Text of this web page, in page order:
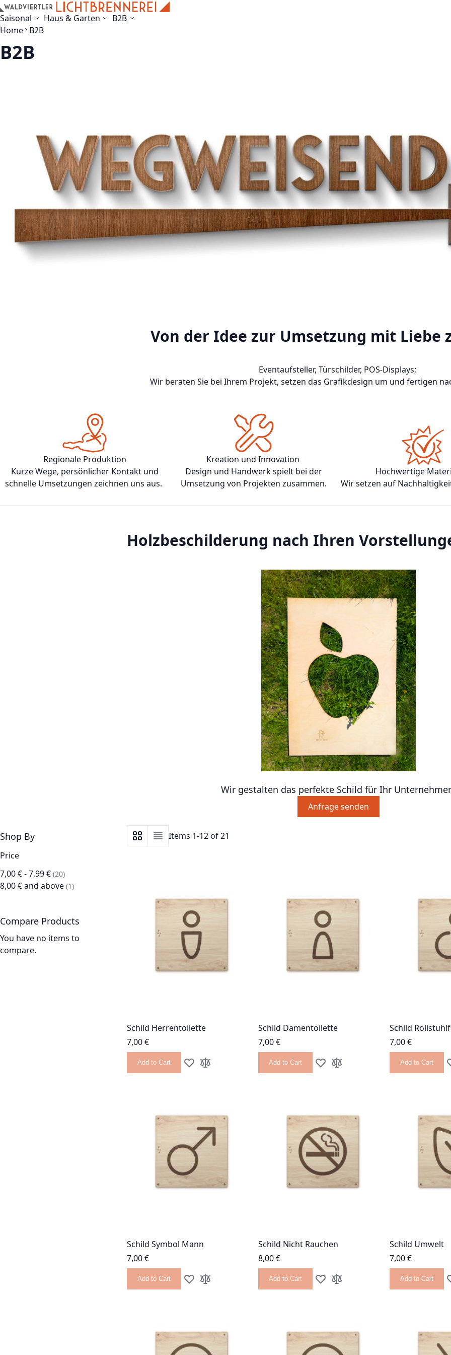
Skip to Content
Saisonal Haus & Garten
B2B
Home B2B
B2B
Von der Idee zur Umsetzung mit Liebe
Eventaufsteller, Türschilder, POS-Displays;
Wir beraten Sie bei Ihrem Projekt, setzen das Grafikdesign um und fertigen
Regionale Produktion
Kurze Wege, persönlicher Kontakt und
schnelle Umsetzungen zeichnen uns aus.
Kreation und Innovation
Design und Handwerk spielt bei der
Umsetzung von Projekten zusammen.
Hochwertige
Wir setzen auf
Holzbeschilderung nach Ihren
Wir gestalten das perfekte Schild für Ihr
Anfrage senden
Shop By
Price
7,00 €-7,99 € 20
items
8,00 €and above 1
item
View as
Grid List
Items 1-12of21
Schild Herrentoilette
7,00 €
Add to Cart Add to Wish List
Add to Compare
Schild Damentoilette
7,00 €
Add to Cart Add to Wish List
Add to Compare
Schild
7,00 €
Add to Cart
Schild Symbol Mann
7,00 €
Add to Cart Add to Wish List
Add to Compare
Schild Nicht Rauchen
8,00 €
Add to Cart Add to Wish List
Add to Compare
Schild Umwelt
7,00 €
Add to Cart
Compare Products
You have no items to
compare.